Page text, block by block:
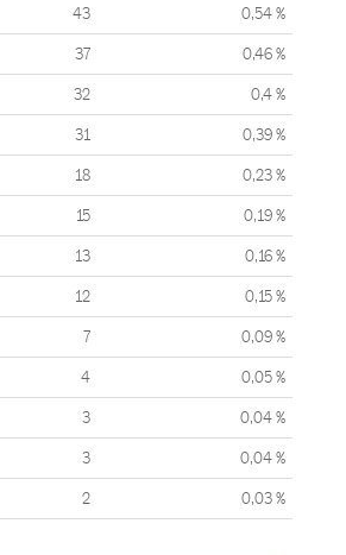
43 0,54 %
37 0,46 %
32 0,4 %
31 0,39 %
18 0,23 %
15 0,19 %
13 0,16 %
12 0,15 %
7 0,09 %
4 0,05 %
3 0,04 %
3 0,04 %
2 0,03 %